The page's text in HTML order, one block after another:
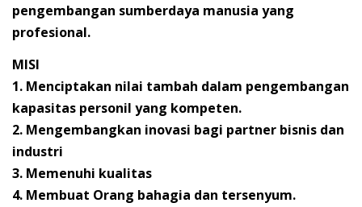
pengembangan sumberdaya manusia yang
profesional.
MISI
1. Menciptakan nilai tambah dalam pengembangan
kapasitas personil yang kompeten.
2. Mengembangkan inovasi bagi partner bisnis dan
industri
3. Memenuhi kualitas
4. Membuat Orang bahagia dan tersenyum.